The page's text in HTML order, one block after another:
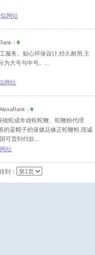
网站
： 0
服务。贴心环保设计,经久耐用,主
大号与中号。
网站
： 0
蛇成年雄蛇蛇鞭、蛇鞭粉代理
的蓝帽子的保健品修正蛇鞭粉,现诚
可货到付款
站
到：